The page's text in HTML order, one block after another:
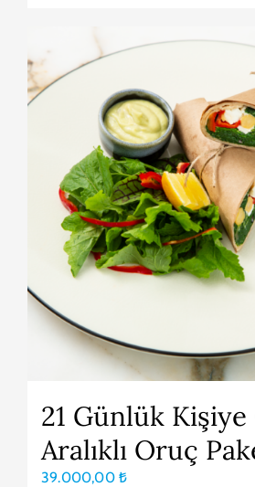
21 Günlük Kişiye
Aralıklı Oruç
39.000,00 ₺